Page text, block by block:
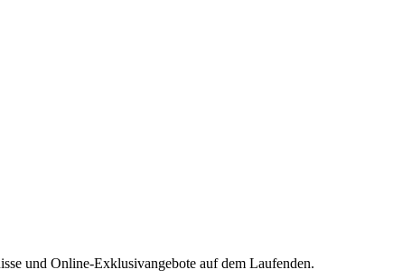
und Online-Exklusivangebote auf dem Laufenden.